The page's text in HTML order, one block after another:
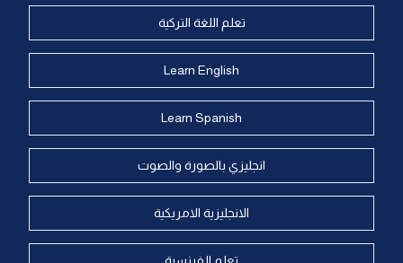
تعلم اللغة التركية
Learn English
Learn Spanish
انجليزي بالصورة والصوت
الانجليزية الامريكية